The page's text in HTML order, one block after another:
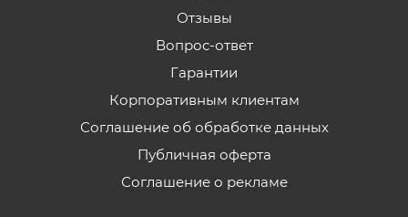
Отзывы
Вопрос-ответ
Гарантии
Корпоративным клиентам
Соглашение об обработке данных
Публичная оферта
Соглашение о рекламе